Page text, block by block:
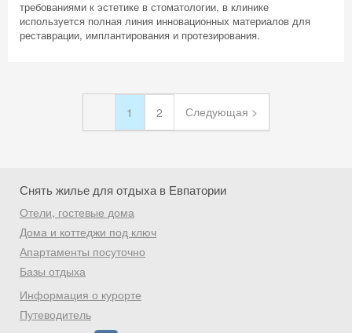
требованиями к эстетике в стоматологии, в клинике
используется полная линия инновационных материалов для
реставрации, имплантирования и протезирования.
1 2 Следующая >
Снять жилье для отдыха в Евпатории
Отели, гостевые дома
Дома и коттеджи под ключ
Апартаменты посуточно
Базы отдыха
Информация о курорте
Путеводитель